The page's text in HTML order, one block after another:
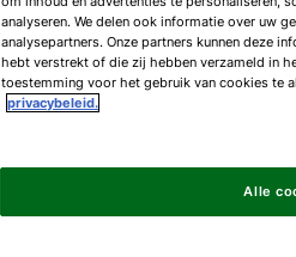
analyseren. We delen ook informatie over uw
analysepartners. Onze partners kunnen deze
hebt verstrekt of die zij hebben verzameld in
toestemming voor het gebruik van cookies te
privacybeleid.
Alle